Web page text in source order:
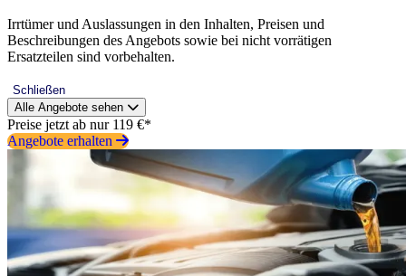
Irrtümer und Auslassungen in den Inhalten, Preisen und
Beschreibungen des Angebots sowie bei nicht vorrätigen
Ersatzteilen sind vorbehalten.
Schließen
Alle Angebote sehen
Preise jetzt ab nur 119 €*
Angebote erhalten